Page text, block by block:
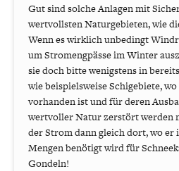
Gut sind solche Anlagen mit
wertvollsten Naturgebieten, wie
Wenn es wirklich unbedingt
um Stromengpässe im Winter
sie doch bitte wenigstens in
wie beispielsweise Schigebiete,
vorhanden ist und für deren
wertvoller Natur zerstört werden
der Strom dann gleich dort, wo
Mengen benötigt wird für
Gondeln!